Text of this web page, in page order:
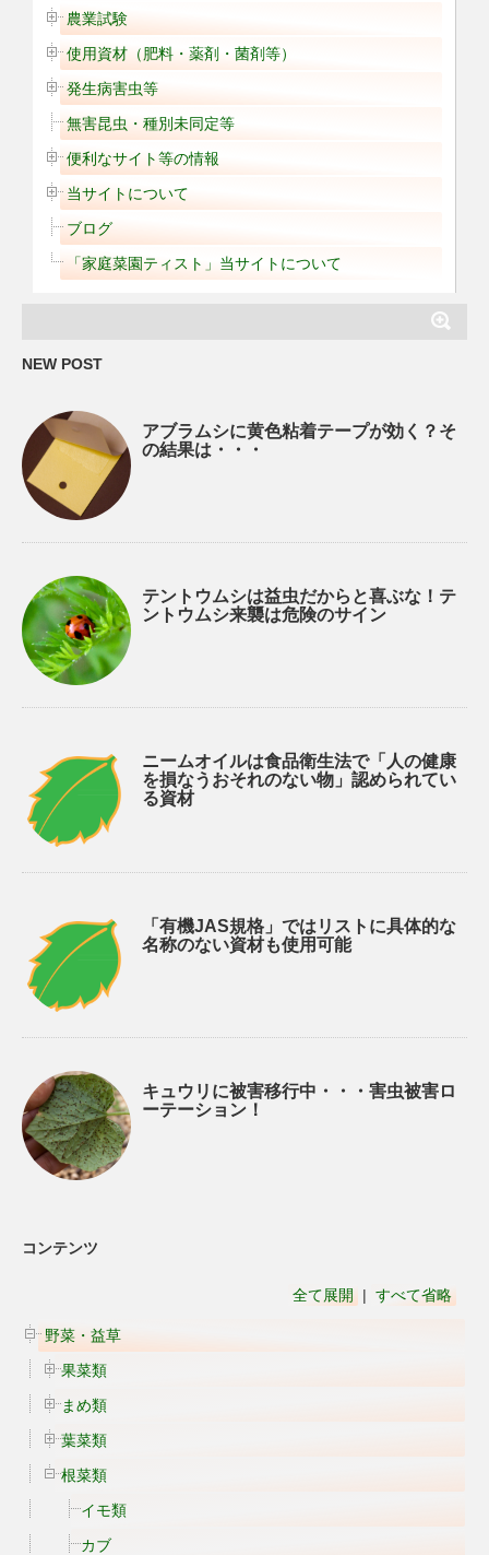
農業試験
使用資材（肥料・薬剤・菌剤等）
発生病害虫等
無害昆虫・種別未同定等
便利なサイト等の情報
当サイトについて
ブログ
「家庭菜園ティスト」当サイトについて
NEW POST
アブラムシに黄色粘着テープが効く？そ
の結果は・・・
テントウムシは益虫だからと喜ぶな！テ
ントウムシ来襲は危険のサイン
ニームオイルは食品衛生法で「人の健康
を損なうおそれのない物」認められてい
る資材
「有機JAS規格」ではリストに具体的な
名称のない資材も使用可能
キュウリに被害移行中・・・害虫被害ロ
ーテーション！
コンテンツ
全て展開 | すべて省略
野菜・益草
果菜類
まめ類
葉菜類
根菜類
イモ類
カブ